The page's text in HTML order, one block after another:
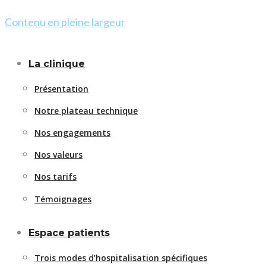
Contenu en pleine largeur
La clinique
Présentation
Notre plateau technique
Nos engagements
Nos valeurs
Nos tarifs
Témoignages
Espace patients
Trois modes d’hospitalisation spécifiques